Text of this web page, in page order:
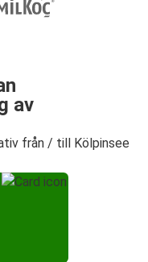
av
från / till Kölpinsee